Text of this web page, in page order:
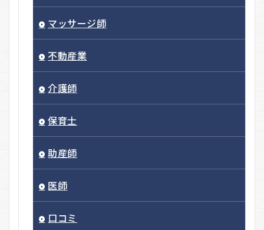
マッサージ師
不動産業
介護師
保育士
助産師
医師
口コミ